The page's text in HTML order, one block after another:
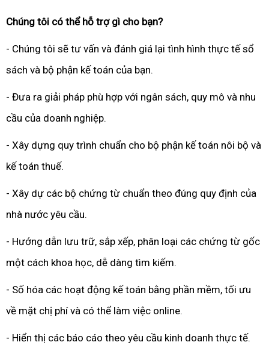
Chúng tôi có thể hỗ trợ gì cho bạn?
- Chúng tôi sẽ tư vấn và đánh giá lại tình hình thực tế sổ
sách và bộ phận kế toán của bạn.
- Đưa ra giải pháp phù hợp với ngân sách, quy mô và nhu
cầu của doanh nghiệp.
- Xây dựng quy trình chuẩn cho bộ phận kế toán nôi bộ và
kế toán thuế.
- Xây dự các bộ chứng từ chuẩn theo đúng quy định của
nhà nước yêu cầu.
- Hướng dẫn lưu trữ, sắp xếp, phân loại các chứng từ gốc
một cách khoa học, dễ dàng tìm kiếm.
- Số hóa các hoạt động kế toán bằng phần mềm, tối ưu
về mặt chị phí và có thể làm việc online.
- Hiển thị các báo cáo theo yêu cầu kinh doanh thực tế.